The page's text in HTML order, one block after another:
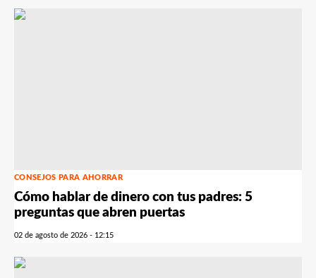
CONSEJOS PARA AHORRAR
Cómo hablar de dinero con tus padres: 5
preguntas que abren puertas
02 de agosto de 2026 - 12:15